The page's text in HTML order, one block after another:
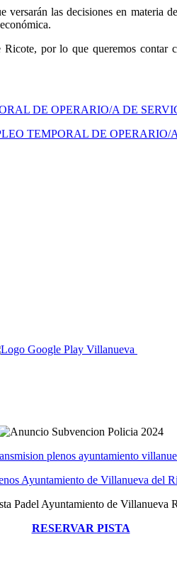
las decisiones en
por lo que queremos contar
DE OPERARIO/A DE
TEMPORAL DE
RESERVAR PISTA